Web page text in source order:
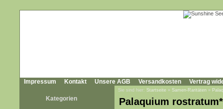
Impressum Kontakt Unsere AGB Versandkosten Vertrag
Kategorien
Sie sind hier: Startseite » Samen-Raritäten »
Palaquium rostratum*